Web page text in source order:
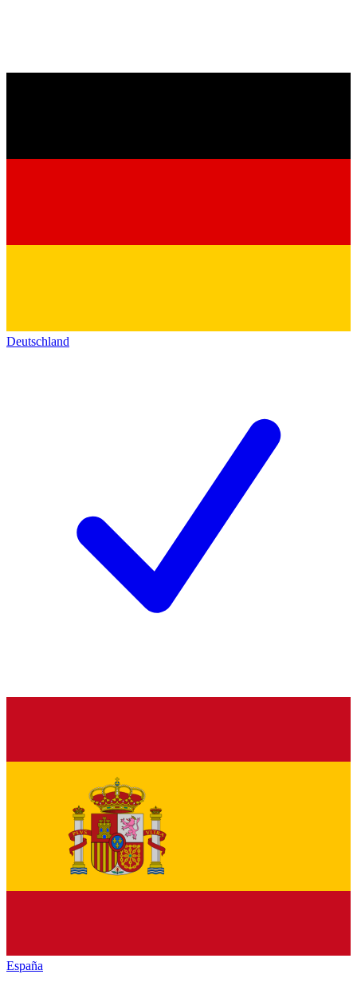
Deutschland
España